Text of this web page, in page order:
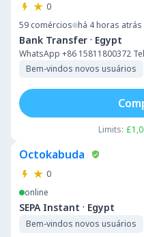
0
59 comércios há 4 horas atrás
Bank Transfer · Egypt
WhatsApp +86 15811800372
Bem-vindos novos usuários
Limits:
Octokabuda
0
online
SEPA Instant · Egypt
Bem-vindos novos usuários